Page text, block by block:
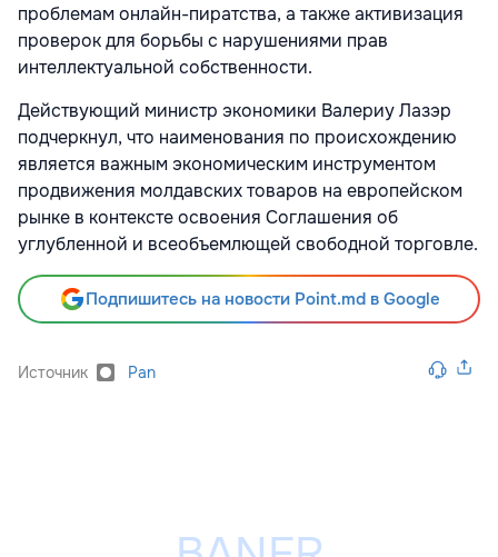
проблемам онлайн-пиратства, а также активизация
проверок для борьбы с нарушениями прав
интеллектуальной собственности.
Действующий министр экономики Валериу Лазэр
подчеркнул, что наименования по происхождению
является важным экономическим инструментом
продвижения молдавских товаров на европейском
рынке в контексте освоения Соглашения об
углубленной и всеобъемлющей свободной торговле.
Подпишитесь на новости Point.md в Google
Источник Pan